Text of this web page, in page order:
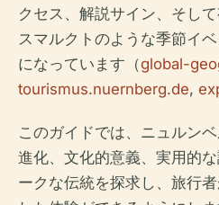
クセス、解説サイン、そし
スマルクトのような季節イ
になっています（global-
tourismus.nuernberg.de,
このガイドでは、ニュルン
進化、文化的意義、実用的
ークな伝統を探求し、旅行